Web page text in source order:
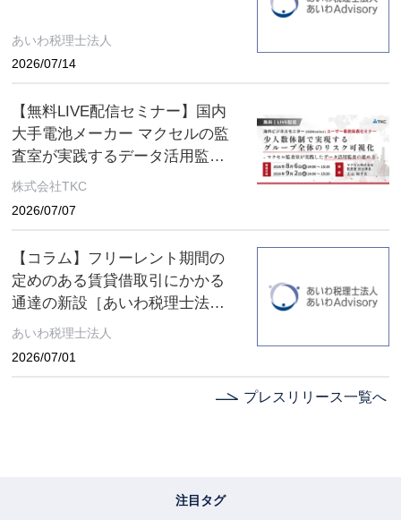
あいわ税理士法人
2026/07/14
【無料LIVE配信セミナー】国内
大手電池メーカー マクセルの監
査室が実践するデータ活用監査
とは ～８月６日(木)、９月２日
株式会社TKC
2026/07/07
【コラム】フリーレント期間の
定めのある賃貸借取引にかかる
通達の新設［あいわ税理士法人
コラム］
あいわ税理士法人
2026/07/01
プレスリリース一覧へ
注目タグ